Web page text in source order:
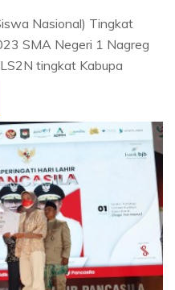
Nasional) Tingkat
SMA Negeri 1 Nagreg
tingkat Kabupa